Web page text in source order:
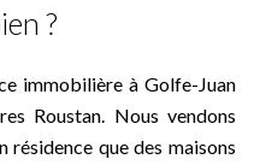
?
immobilière à Golfe-Juan
Roustan. Nous vendons
résidence que des maisons